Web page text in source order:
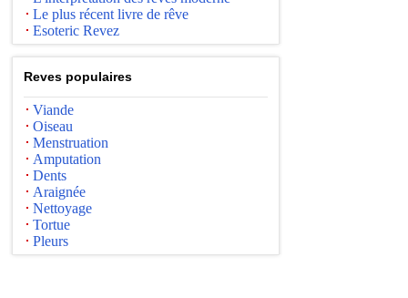
Le plus récent livre de rêve
Esoteric Revez
Reves populaires
Viande
Oiseau
Menstruation
Amputation
Dents
Araignée
Nettoyage
Tortue
Pleurs